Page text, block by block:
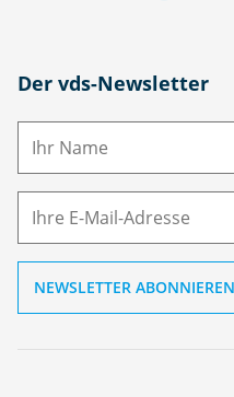
Der vds-Newsletter
N
M